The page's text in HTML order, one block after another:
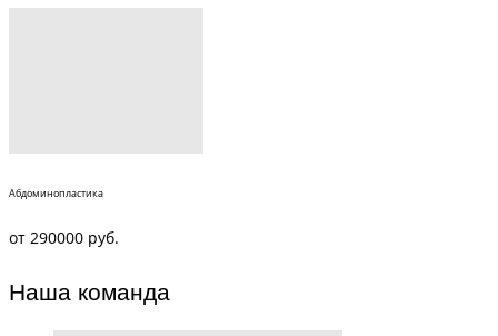
Абдоминопластика
от 290000 руб.
Наша команда